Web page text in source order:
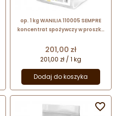
op. 1 kg WANILIA 110005 SEMPRE
koncentrat spożywczy w proszku
bazie aromatów naturalnych
Cena
201,00 zł
201,00 zł / 1 kg
Dodaj do koszyka
